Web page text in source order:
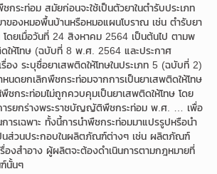
ระท่อม สมัยก่อนจะใช้เป็นตัวยาในตำรับประเภท
ของหมอพื้นบ้านหรือหมอแผนโบราณ เช่น ตำรับยา
โดยเมื่อวันที่ 24 สิงหาคม 2564 เป็นต้นไป ตามพ
ห้โทษ (ฉบับที่ 8 พ.ศ. 2564 และประกาศ
อง ระบุชื่อยาเสพติดให้โทษในประเภท 5 (ฉบับที่ 2)
นดยกเลิกพืชกระท่อมจากการเป็นยาเสพติดให้โทษ
ชกระท่อมไม่ถูกควบคุมเป็นยาเสพติดให้โทษ โดย
ารยกร่างพระราชบัญญัติพืชกระท่อม พ.ศ. … เพื่อ
ารเฉพาะ ทั้งนี้การนำพืชกระท่อมมาแปรรูปหรือนำ
นส่วนประกอบในผลิตภัณฑ์ต่างๆ เช่น ผลิตภัณฑ์
องสำอาง ผู้ผลิตจะต้องดำเนินการตามกฎหมายที่
นั้นๆ